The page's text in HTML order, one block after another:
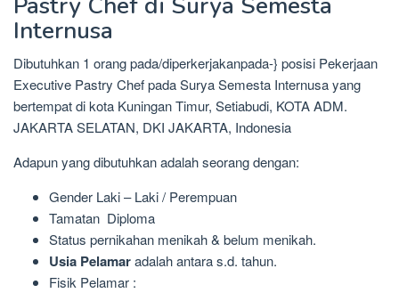
Internusa
Dibutuhkan 1 orang pada/diperkerjakanpada-} posisi Pekerjaan
Executive Pastry Chef pada Surya Semesta Internusa yang
bertempat di kota Kuningan Timur, Setiabudi, KOTA ADM.
JAKARTA SELATAN, DKI JAKARTA, Indonesia
Adapun yang dibutuhkan adalah seorang dengan:
Gender Laki – Laki / Perempuan
Tamatan Diploma
Status pernikahan menikah & belum menikah.
Usia Pelamaradalah antara s.d. tahun.
Fisik Pelamar :